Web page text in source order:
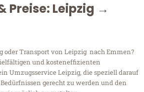
Preise: Leipzig →
oder Transport von Leipzig nach Emmen?
und kosteneffizienten
Umzugsservice Leipzig, die speziell darauf
gerecht zu werden und den